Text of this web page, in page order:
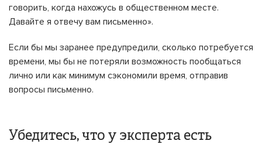
говорить, когда нахожусь в общественном месте.
Давайте я отвечу вам письменно».
Если бы мы заранее предупредили, сколько потребуется
времени, мы бы не потеряли возможность пообщаться
лично или как минимум сэкономили время, отправив
вопросы письменно.
Убедитесь, что у эксперта есть